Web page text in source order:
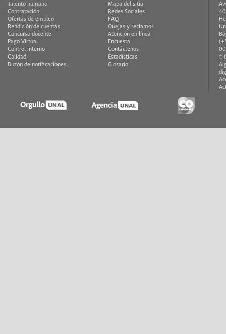
Talento humano
Contratación
Ofertas de empleo
Rendición de cuentas
Concurso docente
Pago Virtual
Control interno
Calidad
Buzón de notificaciones
Mapa del sitio
Redes Sociales
FAQ
Quejas y reclamos
Atención en línea
Encuesta
Contáctenos
Estadísticas
Glosario
©